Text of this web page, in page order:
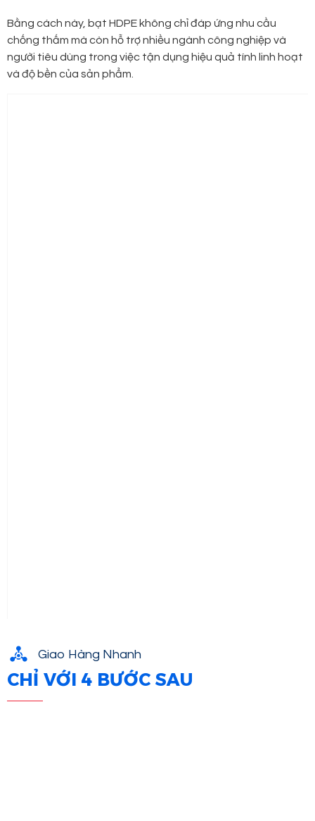
Bằng cách này, bạt HDPE không chỉ đáp ứng nhu cầu
chống thấm mà còn hỗ trợ nhiều ngành công nghiệp và
người tiêu dùng trong việc tận dụng hiệu quả tính linh hoạt
và độ bền của sản phẩm.
Giao Hàng Nhanh
CHỈ VỚI 4 BƯỚC SAU